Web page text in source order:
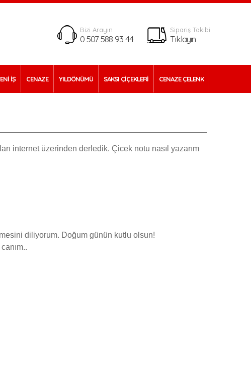
Bizi Arayın
0 507 588 93 44
Sipariş Takibi
Tıklayın
İŞ CENAZE YILDÖNÜMÜ SAKSI ÇİÇEKLERİ CENAZE ÇELENK
internet üzerinden derledik. Çicek notu nasıl yazarım
diliyorum. Doğum günün kutlu olsun!